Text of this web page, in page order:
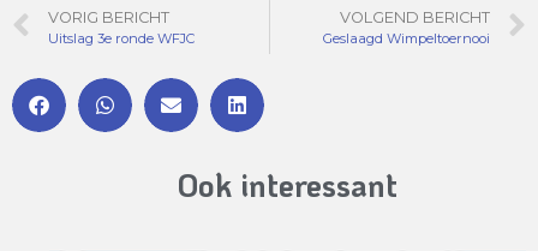
VORIG BERICHT
Uitslag 3e ronde WFJC
VOLGEND BERICHT
Geslaagd Wimpeltoernooi
Ook interessant